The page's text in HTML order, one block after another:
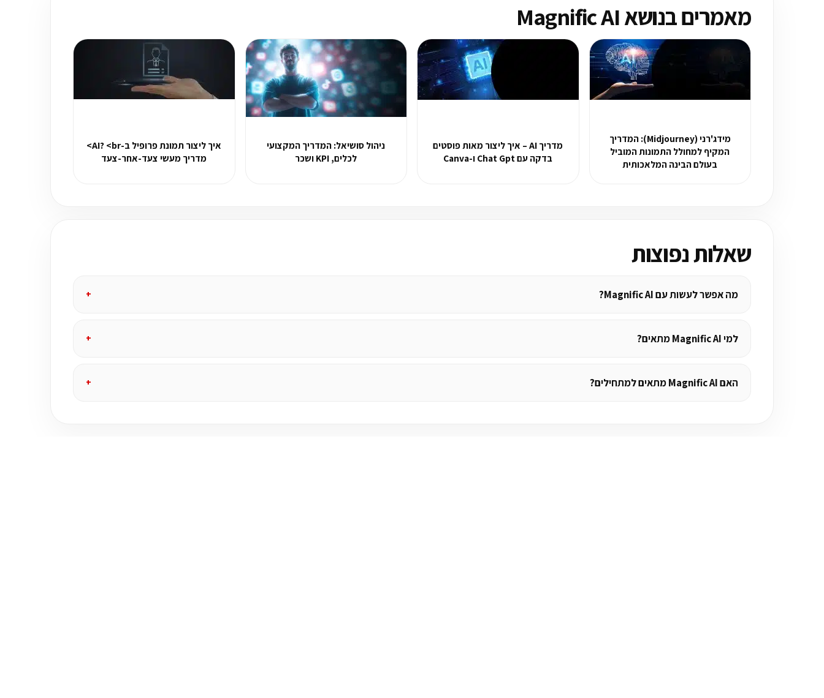
מאמרים בנושא Magnific AI
מידג'רני (Midjourney): המדריך
המקיף למחולל התמונות המוביל
בעולם הבינה המלאכותית
מדריך AI – איך ליצור מאות פוסטים
בדקה עם Chat Gpt ו-Canva
ניהול סושיאל: המדריך המקצועי
לכלים, KPI ושכר
איך ליצור תמונת פרופיל ב-AI? <br>
מדריך מעשי צעד-אחר-צעד
שאלות נפוצות
מה אפשר לעשות עם Magnific AI?
למי Magnific AI מתאים?
האם Magnific AI מתאים למתחילים?